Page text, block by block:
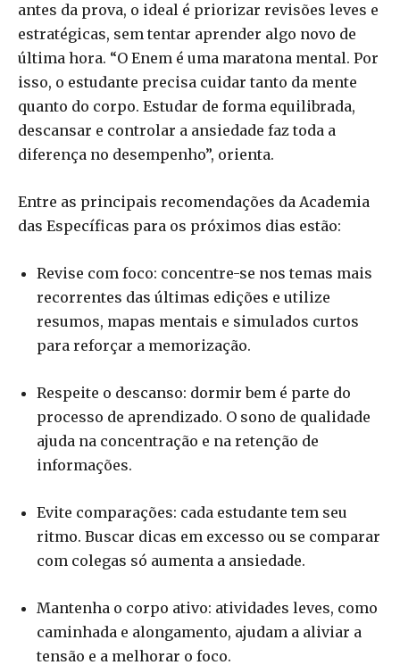
antes da prova, o ideal é priorizar revisões leves e
estratégicas, sem tentar aprender algo novo de
última hora. “O Enem é uma maratona mental. Por
isso, o estudante precisa cuidar tanto da mente
quanto do corpo. Estudar de forma equilibrada,
descansar e controlar a ansiedade faz toda a
diferença no desempenho”, orienta.
Entre as principais recomendações da Academia
das Específicas para os próximos dias estão:
Revise com foco: concentre-se nos temas mais
recorrentes das últimas edições e utilize
resumos, mapas mentais e simulados curtos
para reforçar a memorização.
Respeite o descanso: dormir bem é parte do
processo de aprendizado. O sono de qualidade
ajuda na concentração e na retenção de
informações.
Evite comparações: cada estudante tem seu
ritmo. Buscar dicas em excesso ou se comparar
com colegas só aumenta a ansiedade.
Mantenha o corpo ativo: atividades leves, como
caminhada e alongamento, ajudam a aliviar a
tensão e a melhorar o foco.